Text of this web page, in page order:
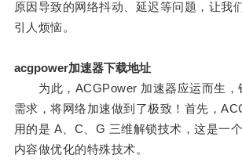
原因导致的网络抖动、延迟等问题，让我
引人烦恼。
acgpower加速器下载地址
为此，ACGPower 加速器应运而生，
需求，将网络加速做到了极致！首先，
用的是 A、C、G 三维解锁技术，这是一
内容做优化的特殊技术。